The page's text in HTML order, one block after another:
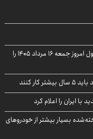
تغییرات شدید محصولات سایپا/ خریداران جدول امروز جمعه ۱۶ مرداد ۱۴۰۵ را
کنند
با ایران را اعلام کرد
بسیار بیشتر از خودروهای